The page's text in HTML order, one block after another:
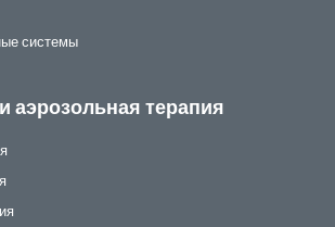
системы
аэрозольная терапия